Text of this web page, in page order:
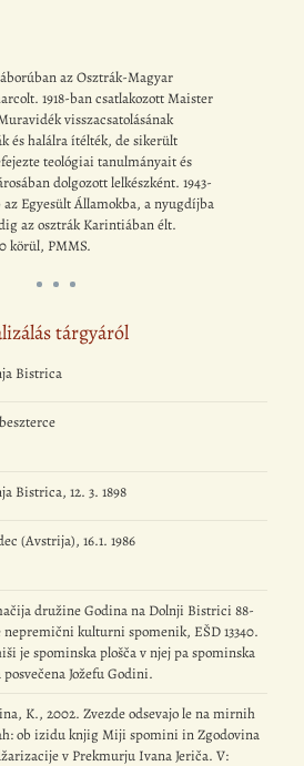
az Osztrák-Magyar
1918-ban csatlakozott Maister
visszacsatolásának
és halálra ítélték, de sikerült
teológiai tanulmányait és
dolgozott lelkészként. 1943-
Egyesült Államokba, a nyugdíjba
az osztrák Karintiában élt.
körül, PMMS.
tárgyáról
Bistrica
Bistrica, 12. 3. 1898
(Avstrija), 16.1. 1986
družine Godina na Dolnji Bistrici 88-
nepremični kulturni spomenik, EŠD 13340.
je spominska plošča v njej pa spominska
posvečena Jožefu Godini.
K., 2002. Zvezde odsevajo le na mirnih
ob izidu knjig Miji spomini in Zgodovina
v Prekmurju Ivana Jeriča. V: